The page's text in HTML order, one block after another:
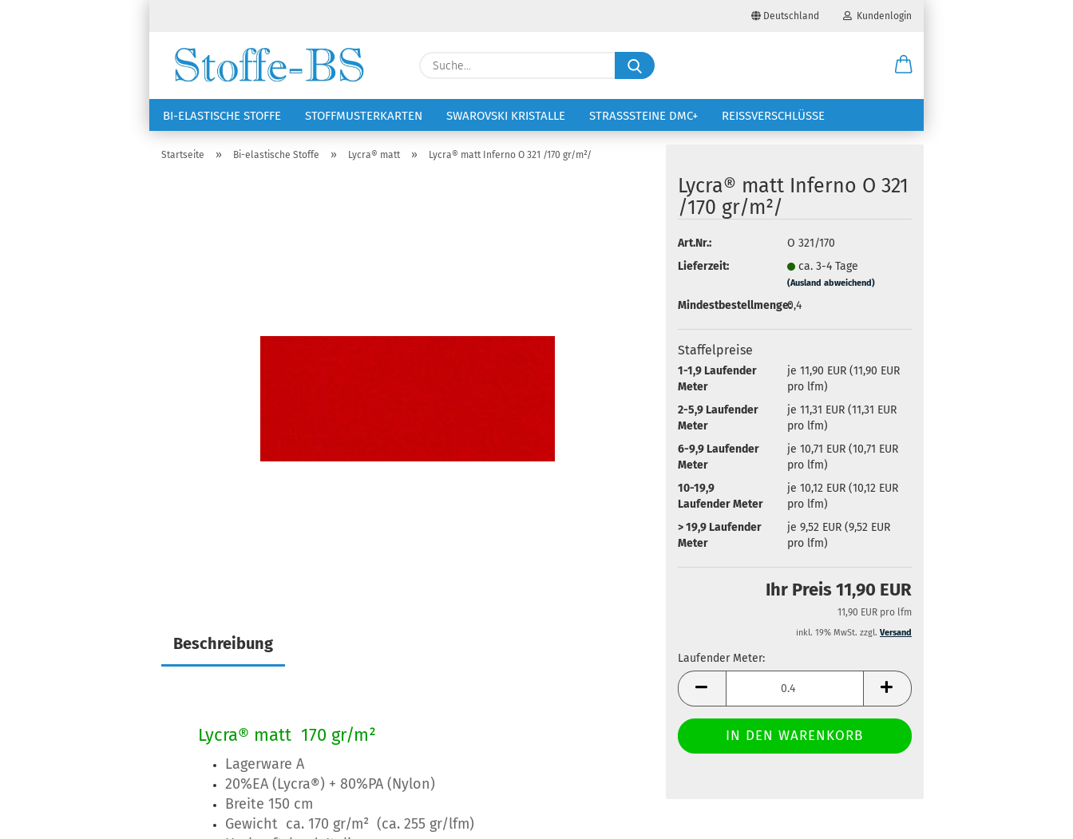
Deutschland
Lieferland
Kundenlogin
Konto erstellen
Passwort vergessen?
Suche...
BI-ELASTISCHE STOFFE STOFFMUSTERKARTEN SWAROVSKI KRISTALLE STRASSSTEINE DMC+ REISSVERSCHLÜSSE
NÄHZUBEHÖR RSG KAPPEN VOLTIGIERANZÜGE STICKEREI
Startseite » Bi-elastische Stoffe » Lycra® matt » Lycra® matt Inferno O 321 /170 gr/m²/
Lycra® matt Inferno O 321
/170 gr/m²/
Art.Nr.:
O 321/170
Lieferzeit:
ca. 3-4 Tage
(Ausland abweichend)
Mindestbestellmenge:0,4
Staffelpreise
1-1,9 Laufender
Meter
je 11,90 EUR (11,90 EUR
pro lfm)
2-5,9 Laufender
Meter
je 11,31 EUR (11,31 EUR
pro lfm)
6-9,9 Laufender
Meter
je 10,71 EUR (10,71 EUR
pro lfm)
10-19,9
Laufender Meter
je 10,12 EUR (10,12 EUR
pro lfm)
> 19,9 Laufender
Meter
je 9,52 EUR (9,52 EUR
pro lfm)
Ihr Preis 11,90 EUR
11,90 EUR pro lfm
inkl. 19% MwSt. zzgl. Versand
Laufender Meter:
Laufender
Meter
Beschreibung
Lycra® matt 170 gr/m²
Lagerware A
20%EA (Lycra®) + 80%PA (Nylon)
Breite 150 cm
Gewicht ca. 170 gr/m² (ca. 255 gr/lfm)